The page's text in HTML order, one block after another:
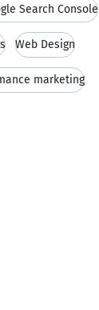
Search Console
Web Design
marketing